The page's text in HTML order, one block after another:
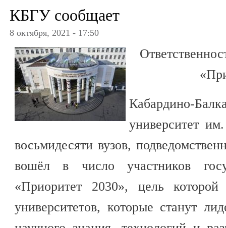
КБГУ сообщает
8 октября, 2021 - 17:50
Кабардино-
университет
восьмидесяти вузов,
вошёл в число участников
«Приоритет 2030», цель
университетов, которые станут